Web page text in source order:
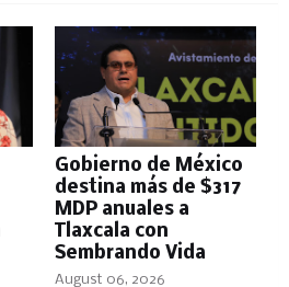
Gobierno de México
destina más de $317
MDP anuales a
Tlaxcala con
Sembrando Vida
August 06, 2026